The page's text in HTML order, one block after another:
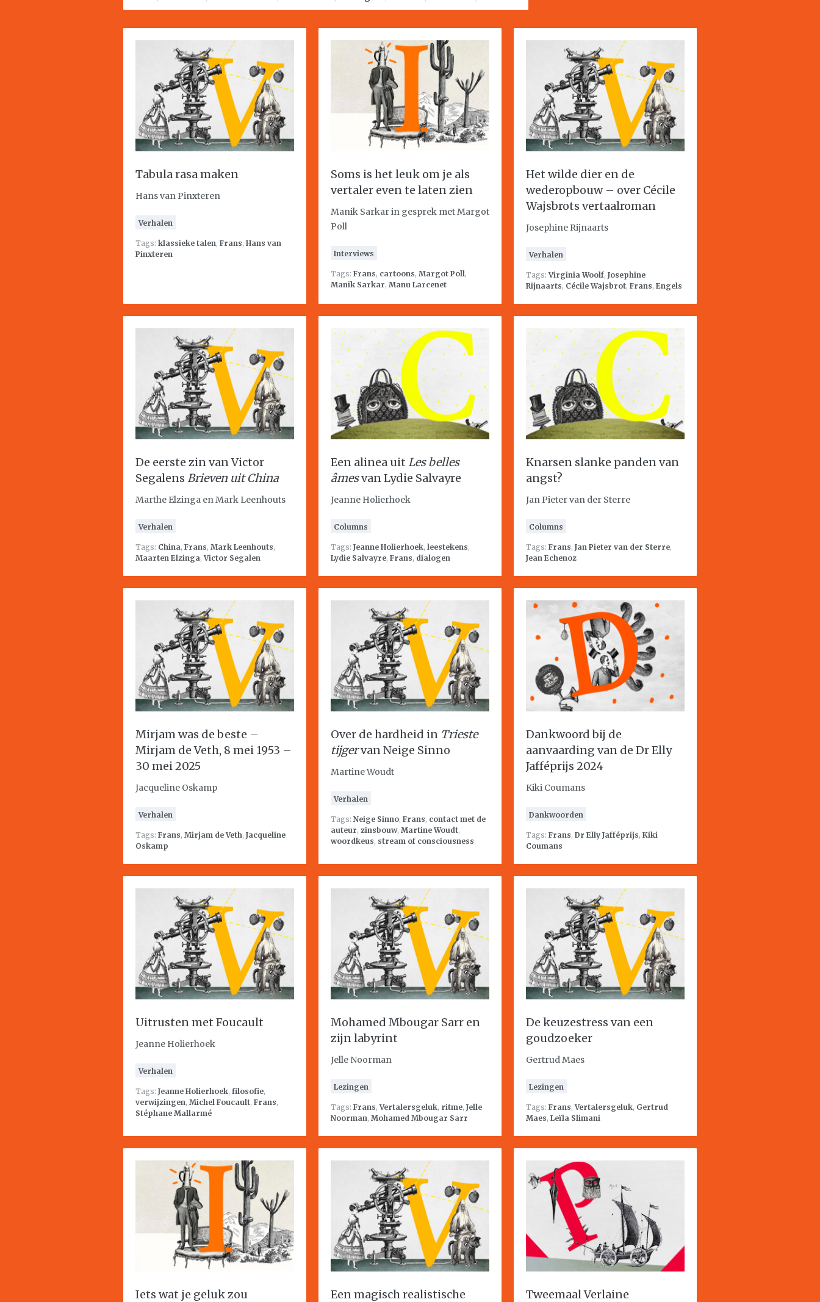
Tabula rasa maken
Hans van Pinxteren
Verhalen
Tags: klassieke talen, Frans, Hans van
Pinxteren
Soms is het leuk om je als
vertaler even te laten zien
Manik Sarkar in gesprek met Margot
Poll
Interviews
Tags: Frans, cartoons, Margot Poll,
Manik Sarkar, Manu Larcenet
Het wilde dier en de
wederopbouw – over Cécile
Wajsbrots vertaalroman
Josephine Rijnaarts
Verhalen
Tags:Virginia Woolf, Josephine
Rijnaarts, Cécile Wajsbrot, Frans, Engels
De eerste zin van Victor
Segalens Brieven uit China
Marthe Elzinga en Mark Leenhouts
Verhalen
Tags: China, Frans, Mark Leenhouts,
Maarten Elzinga,Victor Segalen
Een alinea uit Les belles
âmesvan Lydie Salvayre
Jeanne Holierhoek
Columns
Tags: Jeanne Holierhoek, leestekens,
Lydie Salvayre, Frans, dialogen
Knarsen slanke panden van
angst?
Jan Pieter van der Sterre
Columns
Tags: Frans, Jan Pieter van der Sterre,
Jean Echenoz
Mirjam was de beste –
Mirjam de Veth, 8 mei 1953 –
30 mei 2025
Jacqueline Oskamp
Verhalen
Tags: Frans, Mirjam de Veth, Jacqueline
Oskamp
Over de hardheid in Trieste
tijgervan Neige Sinno
Martine Woudt
Verhalen
Tags: Neige Sinno, Frans, contact met de
auteur, zinsbouw, Martine Woudt,
woordkeus, stream of consciousness
Dankwoord bij de
aanvaarding van de Dr Elly
Jafféprijs 2024
Kiki Coumans
Dankwoorden
Tags: Frans, Dr Elly Jafféprijs, Kiki
Coumans
Uitrusten met Foucault
Jeanne Holierhoek
Verhalen
Tags: Jeanne Holierhoek, filosofie,
verwijzingen, Michel Foucault, Frans,
Stéphane Mallarmé
Mohamed Mbougar Sarr en
zijn labyrint
Jelle Noorman
Lezingen
Tags: Frans,Vertalersgeluk, ritme, Jelle
Noorman, Mohamed Mbougar Sarr
De keuzestress van een
goudzoeker
Gertrud Maes
Lezingen
Tags: Frans,Vertalersgeluk, Gertrud
Maes, Leïla Slimani
Iets wat je geluk zou
Een magisch realistische
Tweemaal Verlaine